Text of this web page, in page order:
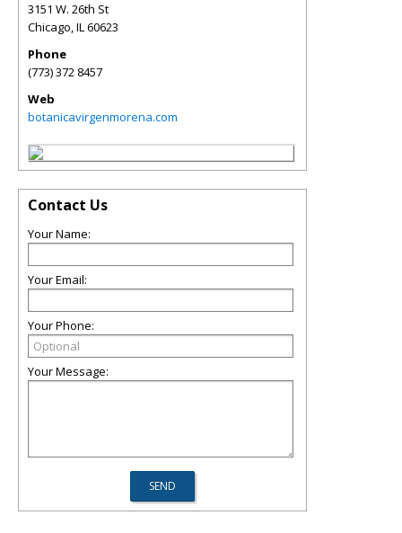
3151 W. 26th St
Chicago,IL60623
Phone
(773) 372 8457
Web
botanicavirgenmorena.com
Contact Us
Your Name:
Your Email:
Your Phone:
Your Message: